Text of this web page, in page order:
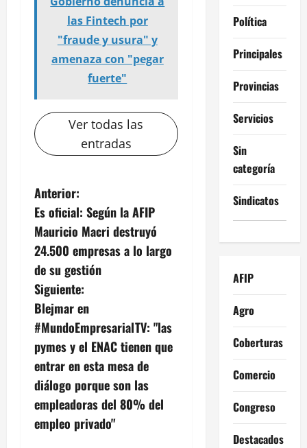
las Fintech por
"fraude y usura" y
amenaza con "pegar
fuerte"
Ver todas las
entradas
N
a
v
e
g
a
c
i
ó
Anterior:
Es oficial: Según la AFIP
Mauricio Macri destruyó
24.500 empresas a lo largo
de su gestión
Siguiente:
Blejmar en
#MundoEmpresarialTV: "las
pymes y el ENAC tienen que
entrar en esta mesa de
diálogo porque son las
empleadoras del 80% del
empleo privado"
Política
Principales
Provincias
Servicios
Sin
categoría
Sindicatos
AFIP
Agro
Coberturas
Comercio
Congreso
Destacados